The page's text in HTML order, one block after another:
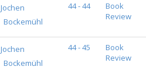
Jochen
Bockemühl
44 - 44
Book
Review
Jochen
Bockemühl
44 - 45
Book
Review